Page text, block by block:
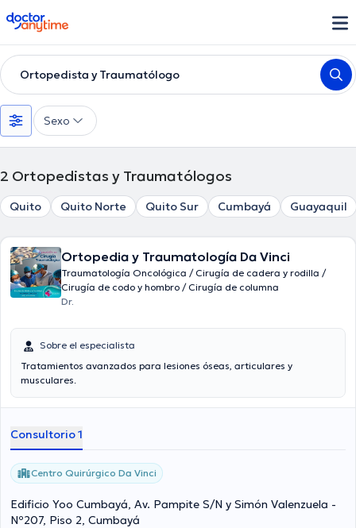
doctoranytime
Ortopedista y Traumatólogo
Sexo
2 Ortopedistas y Traumatólogos
Quito Quito Norte Quito Sur Cumbayá Guayaquil
Ortopedia y Traumatología Da Vinci
Traumatología Oncológica / Cirugía de cadera y rodilla /
Cirugía de codo y hombro / Cirugía de columna
Dr.
Sobre el especialista
Tratamientos avanzados para lesiones óseas, articulares y
musculares.
Consultorio 1
Centro Quirúrgico Da Vinci
Edificio Yoo Cumbayá, Av. Pampite S/N y Simón Valenzuela -
Nº207, Piso 2, Cumbayá